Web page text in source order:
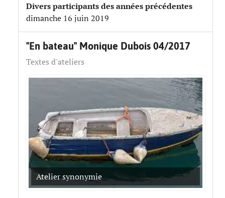
Divers participants des années précédentes
dimanche 16 juin 2019
"En bateau" Monique Dubois 04/2017
Textes d'ateliers
Atelier synonymie